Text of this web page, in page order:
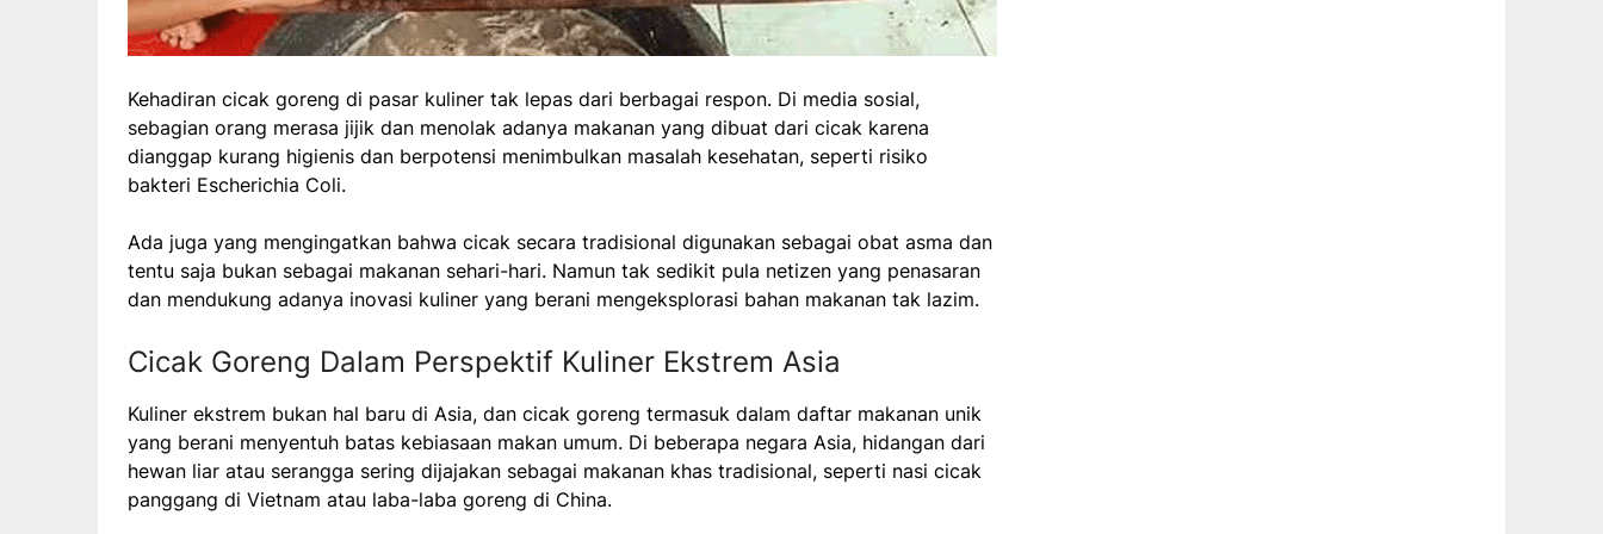
Kehadiran cicak goreng di pasar kuliner tak lepas dari berbagai respon. Di media sosial,
sebagian orang merasa jijik dan menolak adanya makanan yang dibuat dari cicak karena
dianggap kurang higienis dan berpotensi menimbulkan masalah kesehatan, seperti risiko
bakteri Escherichia Coli.
Ada juga yang mengingatkan bahwa cicak secara tradisional digunakan sebagai obat asma dan
tentu saja bukan sebagai makanan sehari-hari. Namun tak sedikit pula netizen yang penasaran
dan mendukung adanya inovasi kuliner yang berani mengeksplorasi bahan makanan tak lazim.
Cicak Goreng Dalam Perspektif Kuliner Ekstrem Asia
Kuliner ekstrem bukan hal baru di Asia, dan cicak goreng termasuk dalam daftar makanan unik
yang berani menyentuh batas kebiasaan makan umum. Di beberapa negara Asia, hidangan dari
hewan liar atau serangga sering dijajakan sebagai makanan khas tradisional, seperti nasi cicak
panggang di Vietnam atau laba-laba goreng di China.